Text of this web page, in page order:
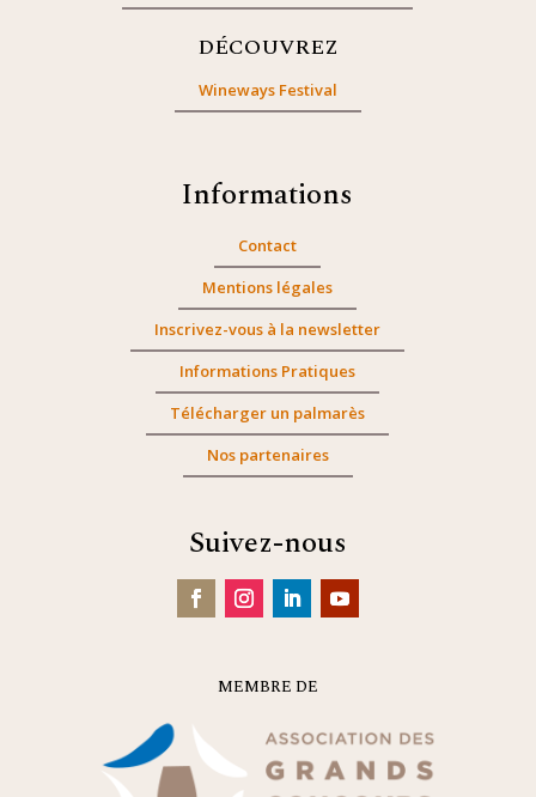
DÉCOUVREZ
Wineways Festival
Informations
Contact
Mentions légales
Inscrivez-vous à la newsletter
Informations Pratiques
Télécharger un palmarès
Nos partenaires
Suivez-nous
MEMBRE DE